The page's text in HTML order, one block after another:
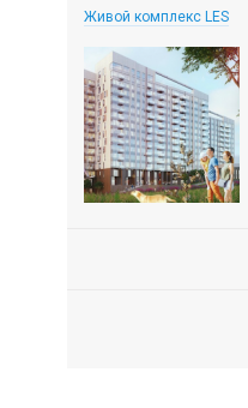
Живой комплекс LES